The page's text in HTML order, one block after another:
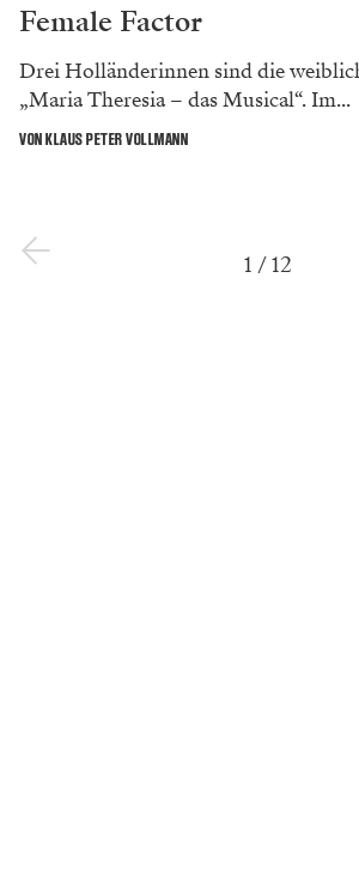
Female Factor
Drei Holländerinnen sind die
„Maria Theresia – das Musical“. Im...
VON KLAUS PETER VOLLMANN
1 /12